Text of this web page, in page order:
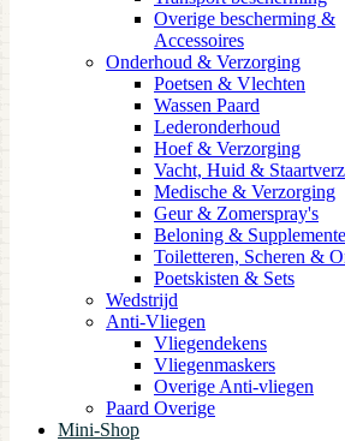
Overige bescherming &
Accessoires
Onderhoud & Verzorging
Poetsen & Vlechten
Wassen Paard
Lederonderhoud
Hoef & Verzorging
Vacht, Huid &
Medische & Verzorging
Geur & Zomerspray's
Beloning &
Toiletteren, Scheren &
Poetskisten & Sets
Wedstrijd
Anti-Vliegen
Vliegendekens
Vliegenmaskers
Overige Anti-vliegen
Paard Overige
Mini-Shop